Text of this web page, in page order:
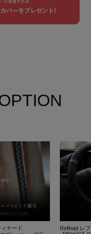
ナード
Refinad レ